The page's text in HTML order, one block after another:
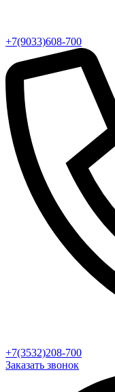
+7(9033)608-700
+7(3532)208-700
Заказать звонок